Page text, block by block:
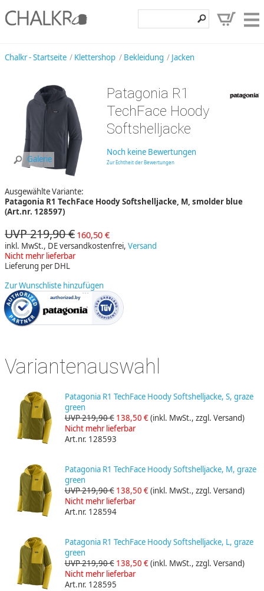
Entdecken
Hilfe, Kontakt
Chalkr - Startseite Klettershop Bekleidung Jacken
Galerie
Patagonia R1
TechFace Hoody
Softshelljacke
Noch keine Bewertungen
Zur Echtheit der Bewertungen
Ausgewählte Variante:
Patagonia R1 TechFace Hoody Softshelljacke, M, smolder blue
(Art.nr. 128597)
UVP 219,90 € 160,50 €
inkl. MwSt., DE versandkostenfrei, Versand
Nicht mehr lieferbar
Lieferung per DHL
Zur Wunschliste hinzufügen
Variantenauswahl
Patagonia R1 TechFace Hoody Softshelljacke, S, graze
green
UVP 219,90 € 138,50 €(inkl. MwSt., zzgl. Versand)
Nicht mehr lieferbar
Art.nr. 128593
Patagonia R1 TechFace Hoody Softshelljacke, M, graze
green
UVP 219,90 € 138,50 €(inkl. MwSt., zzgl. Versand)
Nicht mehr lieferbar
Art.nr. 128594
Patagonia R1 TechFace Hoody Softshelljacke, L, graze
green
UVP 219,90 € 138,50 €(inkl. MwSt., zzgl. Versand)
Nicht mehr lieferbar
Art.nr. 128595